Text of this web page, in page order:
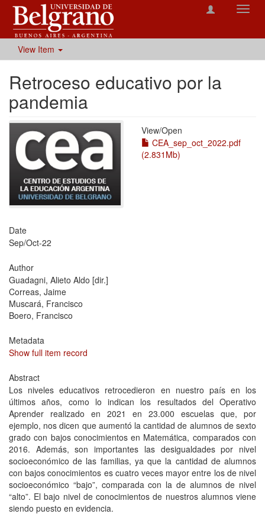
View Item
Retroceso educativo por la
pandemia
View/Open
CEA_sep_oct_2022.pdf
(2.831Mb)
Date
Sep/Oct-22
Author
Guadagni, Alieto Aldo [dir.]
Correas, Jaime
Muscará, Francisco
Boero, Francisco
Metadata
Show full item record
Abstract
Los niveles educativos retrocedieron en nuestro país en los
últimos años, como lo indican los resultados del Operativo
Aprender realizado en 2021 en 23.000 escuelas que, por
ejemplo, nos dicen que aumentó la cantidad de alumnos de sexto
grado con bajos conocimientos en Matemática, comparados con
2016. Además, son importantes las desigualdades por nivel
socioeconómico de las familias, ya que la cantidad de alumnos
con bajos conocimientos es cuatro veces mayor entre los de nivel
socioeconómico “bajo”, comparada con la de alumnos de nivel
“alto”. El bajo nivel de conocimientos de nuestros alumnos viene
siendo puesto en evidencia.